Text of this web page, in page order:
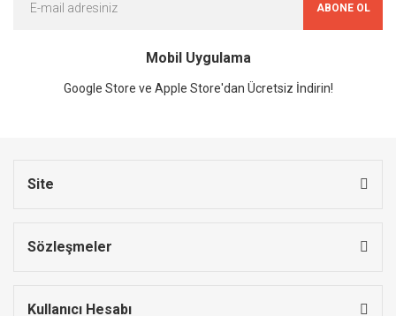
ABONE OL
Mobil Uygulama
Google Store ve Apple Store'dan Ücretsiz İndirin!
Site
Sözleşmeler
Kullanıcı Hesabı